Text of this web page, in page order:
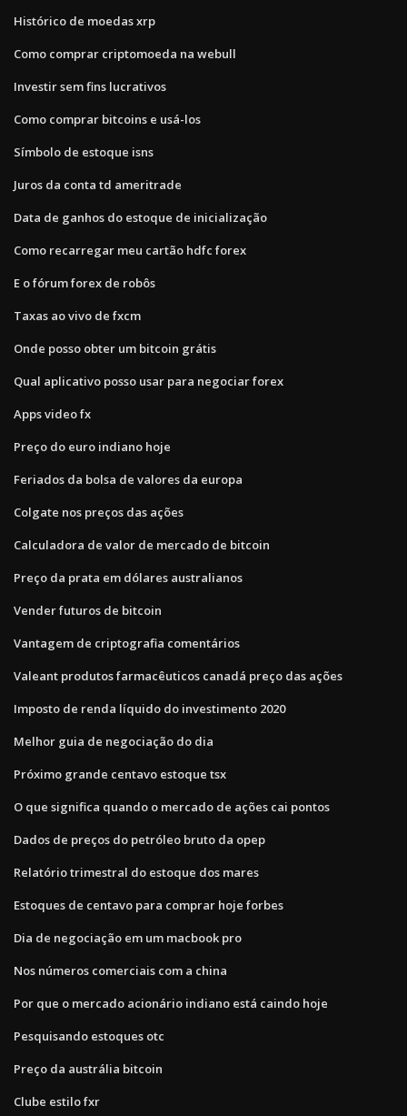
Histórico de moedas xrp
Como comprar criptomoeda na webull
Investir sem fins lucrativos
Como comprar bitcoins e usá-los
Símbolo de estoque isns
Juros da conta td ameritrade
Data de ganhos do estoque de inicialização
Como recarregar meu cartão hdfc forex
E o fórum forex de robôs
Taxas ao vivo de fxcm
Onde posso obter um bitcoin grátis
Qual aplicativo posso usar para negociar forex
Apps video fx
Preço do euro indiano hoje
Feriados da bolsa de valores da europa
Colgate nos preços das ações
Calculadora de valor de mercado de bitcoin
Preço da prata em dólares australianos
Vender futuros de bitcoin
Vantagem de criptografia comentários
Valeant produtos farmacêuticos canadá preço das ações
Imposto de renda líquido do investimento 2020
Melhor guia de negociação do dia
Próximo grande centavo estoque tsx
O que significa quando o mercado de ações cai pontos
Dados de preços do petróleo bruto da opep
Relatório trimestral do estoque dos mares
Estoques de centavo para comprar hoje forbes
Dia de negociação em um macbook pro
Nos números comerciais com a china
Por que o mercado acionário indiano está caindo hoje
Pesquisando estoques otc
Preço da austrália bitcoin
Clube estilo fxr